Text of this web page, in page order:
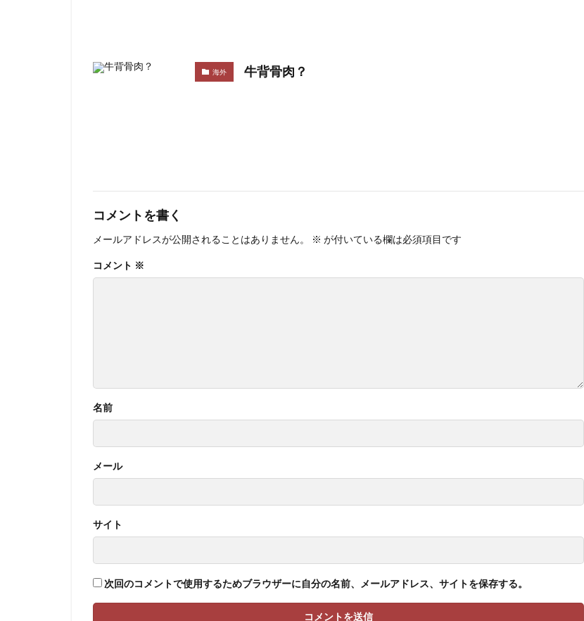
海外 牛背骨肉？
コメントを書く
メールアドレスが公開されることはありません。 ※ が付いている欄は必須項目です
コメント ※
名前
メール
サイト
次回のコメントで使用するためブラウザーに自分の名前、メールアドレス、サイトを保存する。